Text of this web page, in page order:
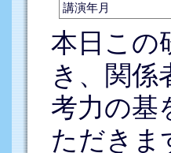
講演年月
本日この
き、関係
考力の基
ただきま